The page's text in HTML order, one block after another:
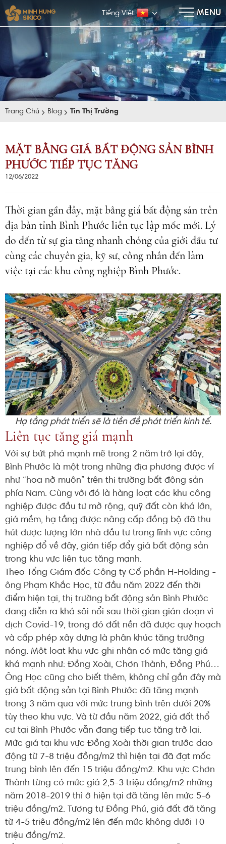
Tiếng Việt MENU
×
E-BROCHURE
Trang Chủ Blog Tin Thị Trường
MẶT BẰNG GIÁ BẤT ĐỘNG SẢN BÌNH
PHƯỚC TIẾP TỤC TĂNG
12/06/2022
Thời gian gần đây, mặt bằng giá bất động sản trên
địa bàn tỉnh Bình Phước liên tục lập mốc mới. Lý
do đến từ sự gia tăng nhanh chóng của giới đầu tư
cùng các chuyên gia, kỹ sư, công nhân đến làm
việc tại các khu công nghiệp Bình Phước.
Hạ tầng phát triển sẽ là tiền đề phát triển kinh tế.
Liên tục tăng giá mạnh
Với sự bứt phá mạnh mẽ trong 2 năm trở lại đây,
Bình Phước là một trong những địa phương được ví
như “hoa nở muộn” trên thị trường bất động sản
phía Nam. Cùng với đó là hàng loạt các khu công
nghiệp được đầu tư mở rộng, quỹ đất còn khá lớn,
giá mềm, hạ tầng được nâng cấp đồng bộ đã thu
hút được lượng lớn nhà đầu tư trong lĩnh vực công
nghiệp đổ về đây, gián tiếp đẩy giá bất động sản
trong khu vực liên tục tăng mạnh.
Theo Tổng Giám đốc Công ty Cổ phần H-Holding -
ông Phạm Khắc Học, từ đầu năm 2022 đến thời
điểm hiện tại, thị trường bất động sản Bình Phước
đang diễn ra khá sôi nổi sau thời gian gián đoạn vì
dịch Covid-19, trong đó đất nền đã được quy hoạch
và cấp phép xây dựng là phân khúc tăng trưởng
nóng. Một loạt khu vực ghi nhận có mức tăng giá
khá mạnh như: Đồng Xoài, Chơn Thành, Đồng Phú…
Ông Học cũng cho biết thêm, không chỉ gần đây mà
giá bất động sản tại Bình Phước đã tăng mạnh
trong 3 năm qua với mức trung bình trên dưới 20%
tùy theo khu vực. Và từ đầu năm 2022, giá đất thổ
cư tại Bình Phước vẫn đang tiếp tục tăng trở lại.
Mức giá tại khu vực Đồng Xoài thời gian trước dao
động từ 7-8 triệu đồng/m2 thì hiện tại đã đạt mốc
trung bình lên đến 15 triệu đồng/m2. Khu vực Chơn
Thành từng có mức giá 2,5-3 triệu đồng/m2 những
năm 2018-2019 thì ở hiện tại đã tăng lên mức 5-6
triệu đồng/m2. Tương tự Đồng Phú, giá đất đã tăng
từ 4-5 triệu đồng/m2 lên đến mức không dưới 10
triệu đồng/m2.